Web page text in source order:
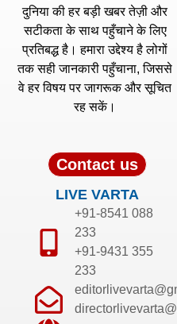
दुनिया की हर बड़ी खबर तेज़ी और
सटीकता के साथ पहुँचाने के लिए
प्रतिबद्ध है। हमारा उद्देश्य है लोगों
तक सही जानकारी पहुँचाना, जिससे
वे हर विषय पर जागरूक और सूचित
रह सकें।
Contact us
LIVE VARTA
+91-8541 088
233
+91-9431 355
233